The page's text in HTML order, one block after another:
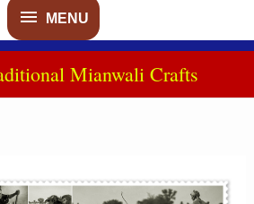
MENU
MENU
Mianwali Crafts